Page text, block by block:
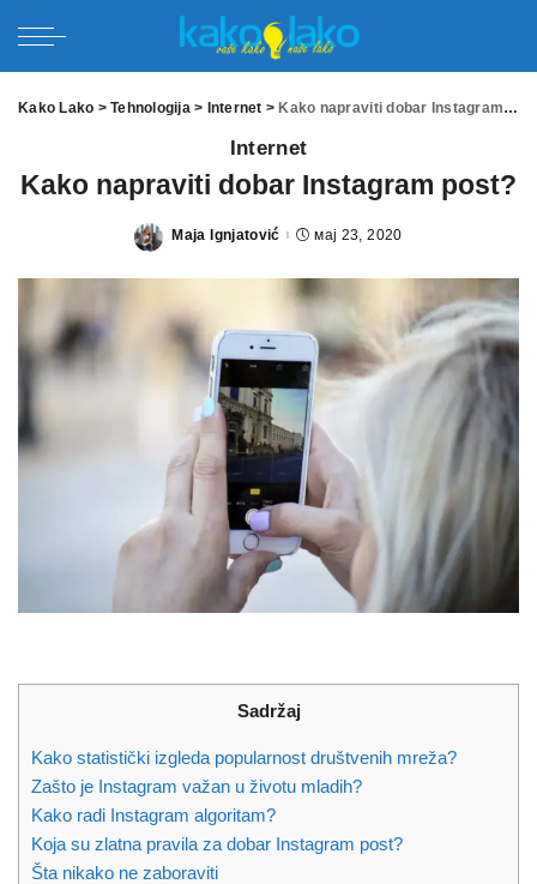
Kako Lako >Tehnologija> Internet > Kako napraviti dobar Instagram post?
Internet
Kako napraviti dobar Instagram post?
Posted
Maja Ignjatović мај 23, 2020
Sadržaj
Kako statistički izgleda popularnost društvenih mreža?
Zašto je Instagram važan u životu mladih?
Kako radi Instagram algoritam?
Koja su zlatna pravila za dobar Instagram post?
Šta nikako ne zaboraviti